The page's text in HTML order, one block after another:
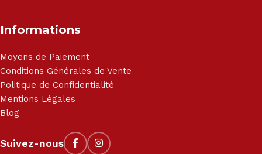
Informations
Moyens de Paiement
Conditions Générales de Vente
Politique de Confidentialité
Mentions Légales
Blog
Suivez-nous